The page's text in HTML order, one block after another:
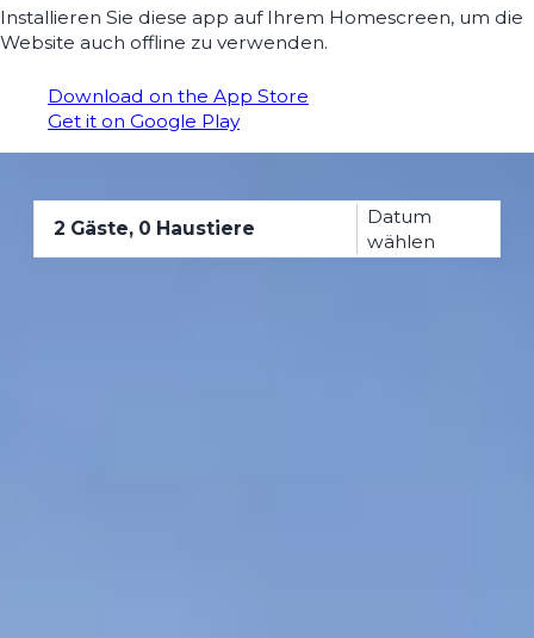
Installieren Sie diese app auf Ihrem Homescreen, um die
Website auch offline zu verwenden.
Download on the App Store
Get it on Google Play
2 Gäste, 0 Haustiere
Datum
wählen